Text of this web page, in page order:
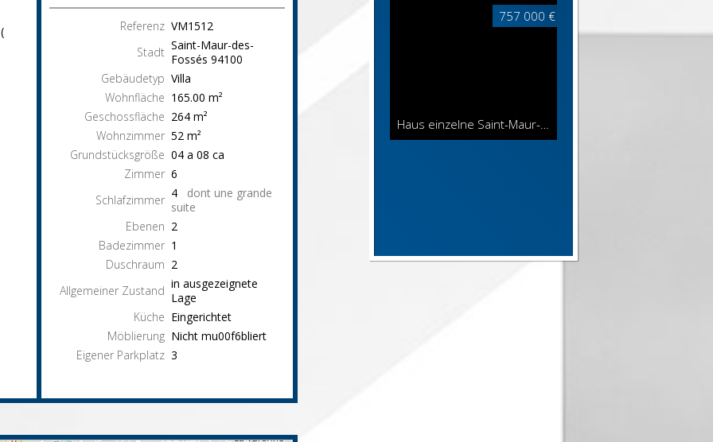
757 000 €
Haus einzelne Saint-Maur-des-Fossés
Referenz VM1512
Stadt Saint-Maur-des-
Fossés 94100
Gebäudetyp Villa
Wohnfläche 165.00 m²
Geschossfläche 264 m²
Wohnzimmer 52 m²
Grundstücksgröße 04 a 08 ca
Zimmer 6
Schlafzimmer 4 dont une grande
suite
Ebenen 2
Badezimmer 1
Duschraum 2
Allgemeiner Zustand in ausgezeignete
Lage
Küche Eingerichtet
Möblierung Nicht mu00f6bliert
Eigener Parkplatz 3